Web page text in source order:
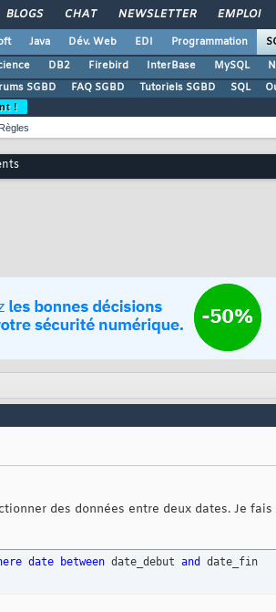
BLOGS CHAT NEWSLETTER EMPLOI
Java Dév. Web EDI Programmation
DB2 Firebird InterBase MySQL
SGBD FAQ SGBD Tutoriels SGBD SQL
!
Règles
des données entre deux dates. Je fais
date between date_debut and date_fin